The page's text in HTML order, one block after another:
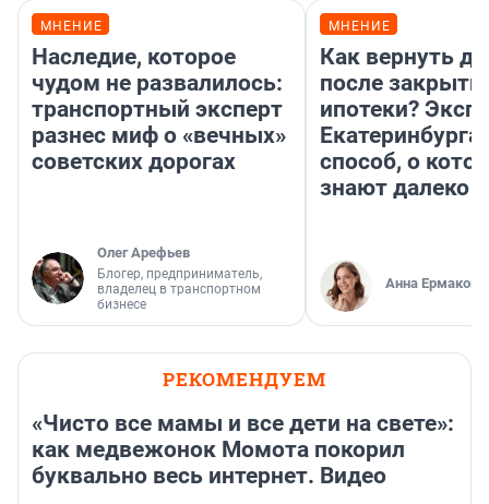
МНЕНИЕ
Наследие, которое
чудом не развалилось:
транспортный эксперт
разнес миф о «вечных»
советских дорогах
Олег Арефьев
Блогер, предприниматель,
владелец в транспортном
бизнесе
МНЕНИЕ
Как вернуть
после
ипотеки?
Екатеринбурга
способ, о
знают далеко
Анна Ермакова
РЕКОМЕНДУЕМ
«Чисто все мамы и все дети на свете»:
как медвежонок Момота покорил
буквально весь интернет. Видео